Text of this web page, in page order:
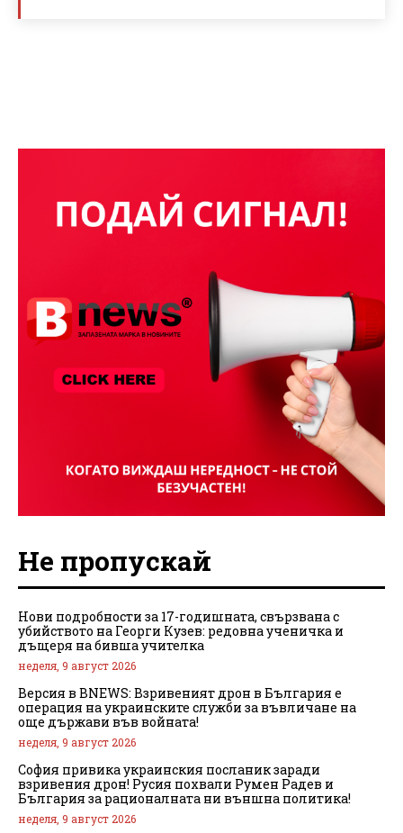
Не пропускай
Нови подробности за 17-годишната, свързвана с
убийството на Георги Кузев: редовна ученичка и
дъщеря на бивша учителка
неделя, 9 август 2026
Версия в BNEWS: Взривеният дрон в България е
операция на украинските служби за въвличане на
още държави във войната!
неделя, 9 август 2026
София привика украинския посланик заради
взривения дрон! Русия похвали Румен Радев и
България за рационалната ни външна политика!
неделя, 9 август 2026